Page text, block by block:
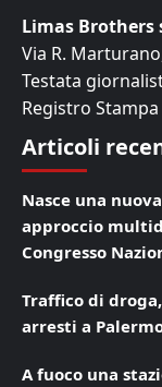
Limas Brothers
Via R.
Testata
Registro
Articoli
Nasce una
approccio
Congresso
Traffico di
arresti a
A fuoco una